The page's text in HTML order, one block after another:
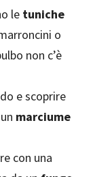
le tuniche
o
non c’è
e scoprire
marciume
con una